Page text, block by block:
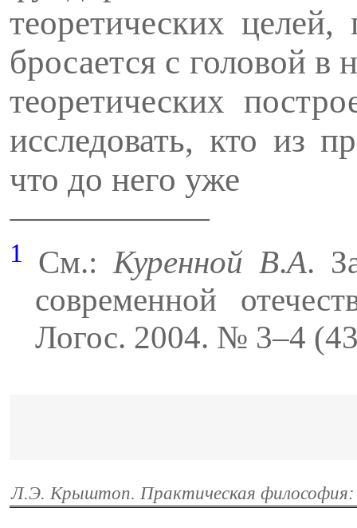
теоре­тических
бросается с головой в
теоретических
исследовать, кто из
что до него уже
1 См.:Куренной В.А.
современной
Логос. 2004. № 3–4
Л.Э. Крыштоп. Практическая философия: